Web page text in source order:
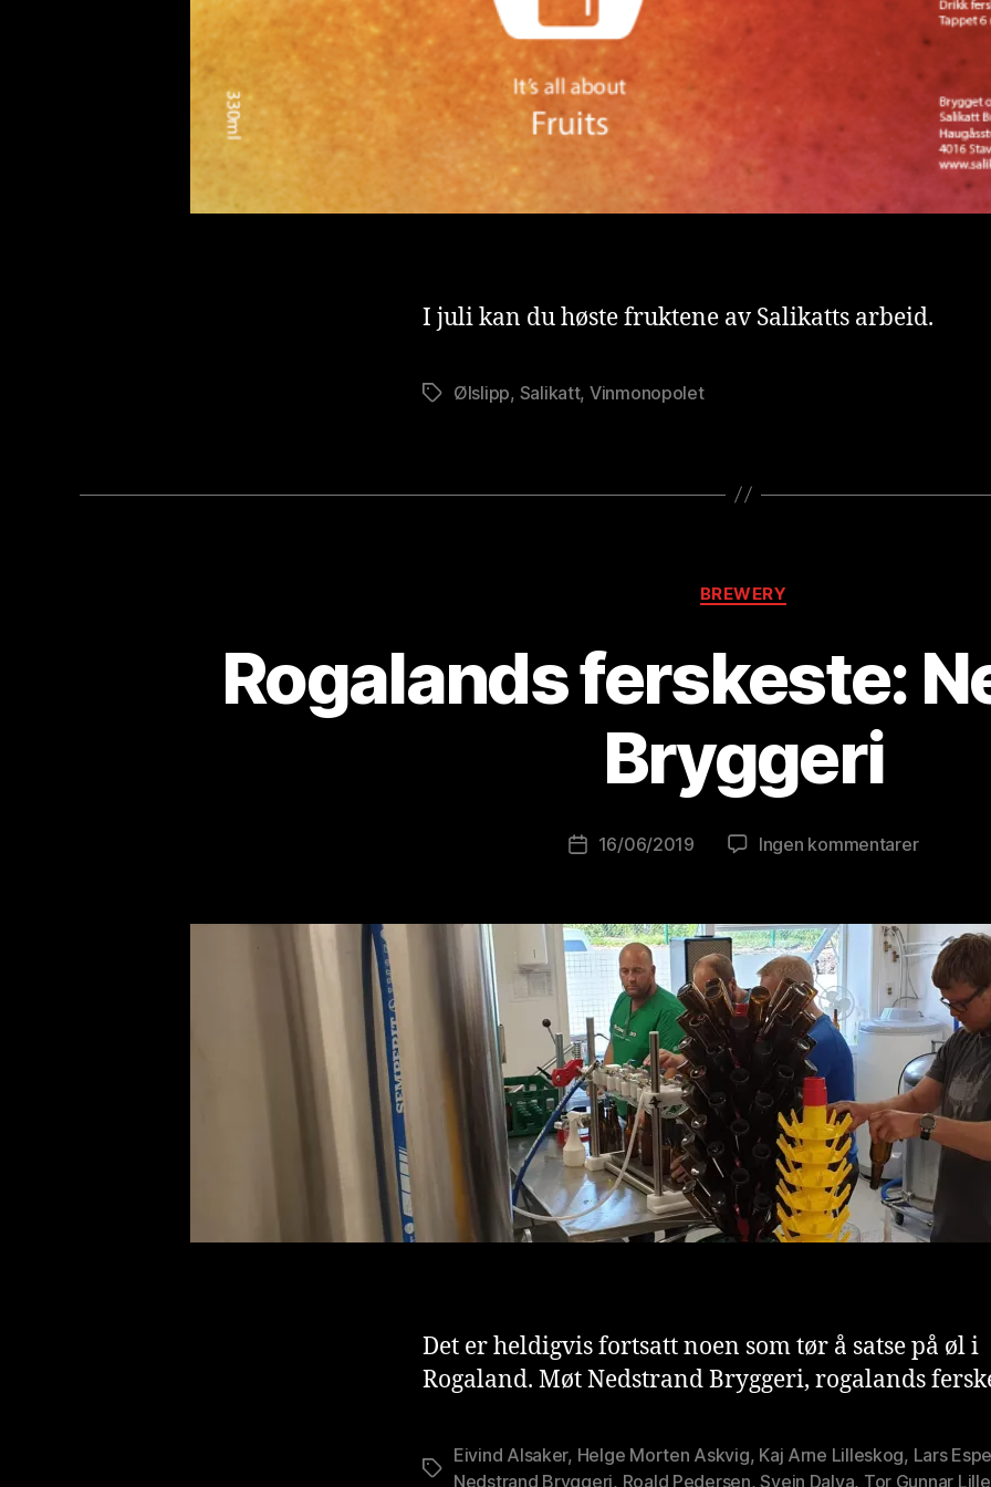
I juli kan du høste fruktene av Salikatts arbeid.
Stikkord
Ølslipp, Salikatt, Vinmonopolet
Kategorier
BREWERY
Rogalands ferskeste:
Bryggeri
Innleggsforfatter
A
v
r
lu
ni
s
t
Publiseringsdato
16/06/2019 Ingen kommentarertil
Bryggeri
Det er heldigvis fortsatt noen som tør å satse på øl i
Rogaland. Møt Nedstrand Bryggeri, rogalands
Stikkord
Eivind Alsaker, Helge Morten Askvig, Kaj Arne Lilleskog, Lars
Nedstrand Bryggeri, Roald Pedersen,Svein Dalva, Tor Gunnar